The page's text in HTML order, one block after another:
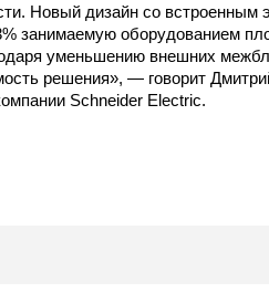
Новый дизайн со встроенным
занимаемую оборудованием
уменьшению внешних
решения», — говорит
Schneider Electric.